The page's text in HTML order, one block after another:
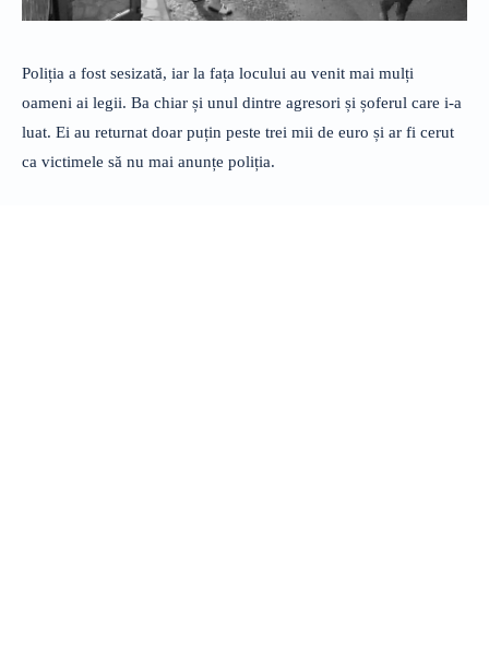
Poliția a fost sesizată, iar la fața locului au venit mai mulți
oameni ai legii. Ba chiar și unul dintre agresori și șoferul care i-a
luat. Ei au returnat doar puțin peste trei mii de euro și ar fi cerut
ca victimele să nu mai anunțe poliția.